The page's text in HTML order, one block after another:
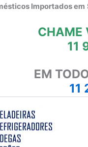
Importados em
CHAME
11
EM
11